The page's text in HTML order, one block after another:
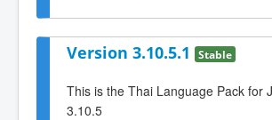
Version 3.10.5.1 Stable
This is the Thai Language Pack for
3.10.5